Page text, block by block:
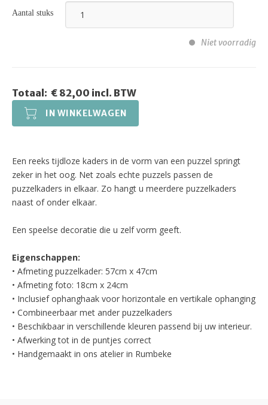
Aantal stuks
Niet voorradig
Totaal: € 82,00 incl. BTW
IN WINKELWAGEN
Een reeks tijdloze kaders in de vorm van een puzzel springt
zeker in het oog. Net zoals echte puzzels passen de
puzzelkaders in elkaar. Zo hangt u meerdere puzzelkaders
naast of onder elkaar.
Een speelse decoratie die u zelf vorm geeft.
Eigenschappen:
• Afmeting puzzelkader: 57cm x 47cm
• Afmeting foto: 18cm x 24cm
• Inclusief ophanghaak voor horizontale en vertikale ophanging
• Combineerbaar met ander puzzelkaders
• Beschikbaar in verschillende kleuren passend bij uw interieur.
• Afwerking tot in de puntjes correct
• Handgemaakt in ons atelier in Rumbeke